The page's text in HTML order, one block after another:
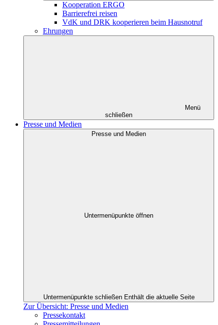
Kooperation ERGO
Barrierefrei reisen
VdK und DRK kooperieren beim Hausnotruf
Ehrungen
Menü
schließen
Presse und Medien
Presse und Medien
Untermenüpunkte öffnen
Untermenüpunkte schließen Enthält die aktuelle Seite
Zur Übersicht: Presse und Medien
Pressekontakt